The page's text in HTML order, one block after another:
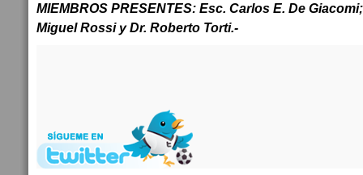
MIEMBROS PRESENTES: Esc. Carlos E. De
Miguel Rossi y Dr. Roberto Torti.-